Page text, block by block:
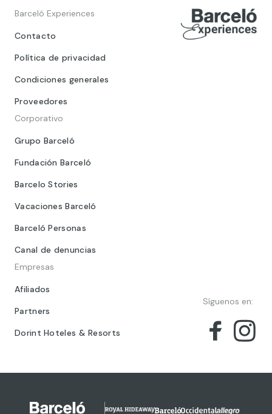
Barceló Experiences
Contacto
Política de privacidad
Condiciones generales
Proveedores
Corporativo
Grupo Barceló
Fundación Barceló
Barcelo Stories
Vacaciones Barceló
Barceló Personas
Canal de denuncias
Empresas
Afiliados
Partners
Dorint Hoteles & Resorts
Síguenos en: